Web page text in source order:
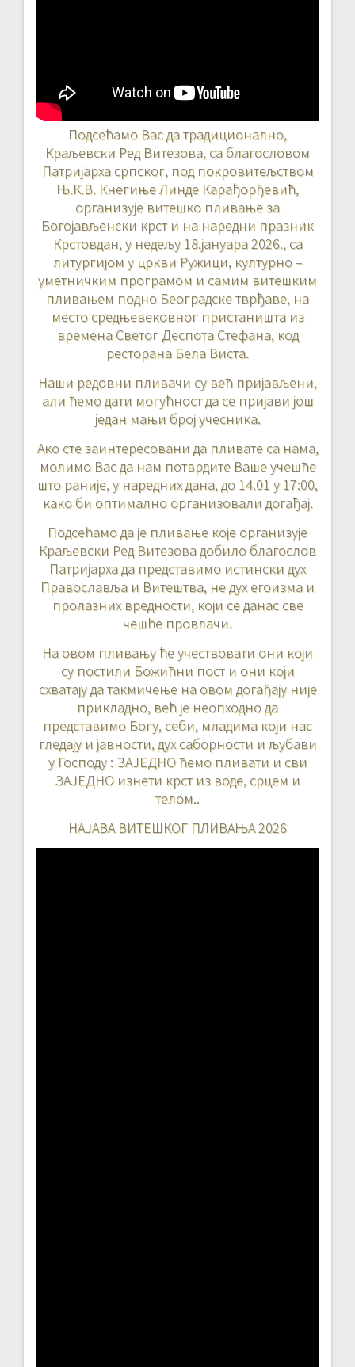
Подсећамо Вас да традиционално,
Краљевски Ред Витезова, са благословом
Патријарха српског, под покровитељством
Њ.К.В. Кнегиње Линде Карађорђевић,
организује витешко пливање за
Богојављенски крст и на наредни празник
Крстовдан, у недељу 18.јануара 2026., са
литургијом у цркви Ружици, културно –
уметничким програмом и самим витешким
пливањем подно Београдске тврђаве, на
место средњевековног пристаништа из
времена Светог Деспота Стефана, код
ресторана Бела Виста.
Наши редовни пливачи су већ пријављени,
али ћемо дати могућност да се пријави још
један мањи број учесника.
Ако сте заинтересовани да пливате са нама,
молимо Вас да нам потврдите Ваше учешће
што раније, у наредних дана, до 14.01 у 17:00,
како би оптимално организовали догађај.
Подсећамо да је пливање које организује
Краљевски Ред Витезова добило благослов
Патријарха да представимо истински дух
Православља и Витештва, не дух егоизма и
пролазних вредности, који се данас све
чешће провлачи.
На овом пливању ће учествовати они који
су постили Божићни пост и они који
схватају да такмичење на овом догађају није
прикладно, већ је неопходно да
представимо Богу, себи, младима који нас
гледају и јавности, дух саборности и љубави
у Господу : ЗАЈЕДНО ћемо пливати и сви
ЗАЈЕДНО изнети крст из воде, срцем и
телом..
НАЈАВА ВИТЕШКОГ ПЛИВАЊА 2026